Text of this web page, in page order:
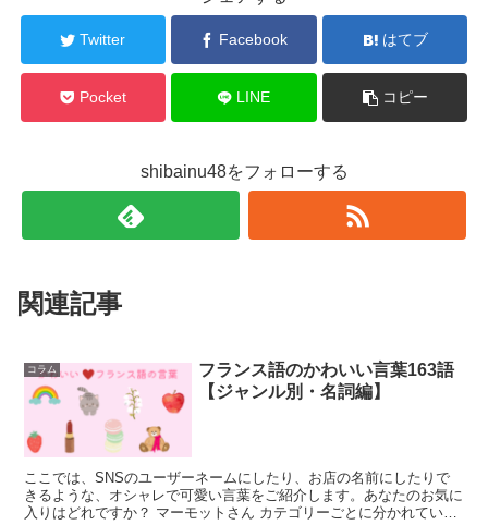
Twitter Facebook はてブ
Pocket LINE コピー
shibainu48をフォローする
関連記事
コラム
フランス語のかわいい言葉163語
【ジャンル別・名詞編】
ここでは、SNSのユーザーネームにしたり、お店の名前にしたりで
きるような、オシャレで可愛い言葉をご紹介します。あなたのお気に
入りはどれですか？ マーモットさん カテゴリーごとに分かれている